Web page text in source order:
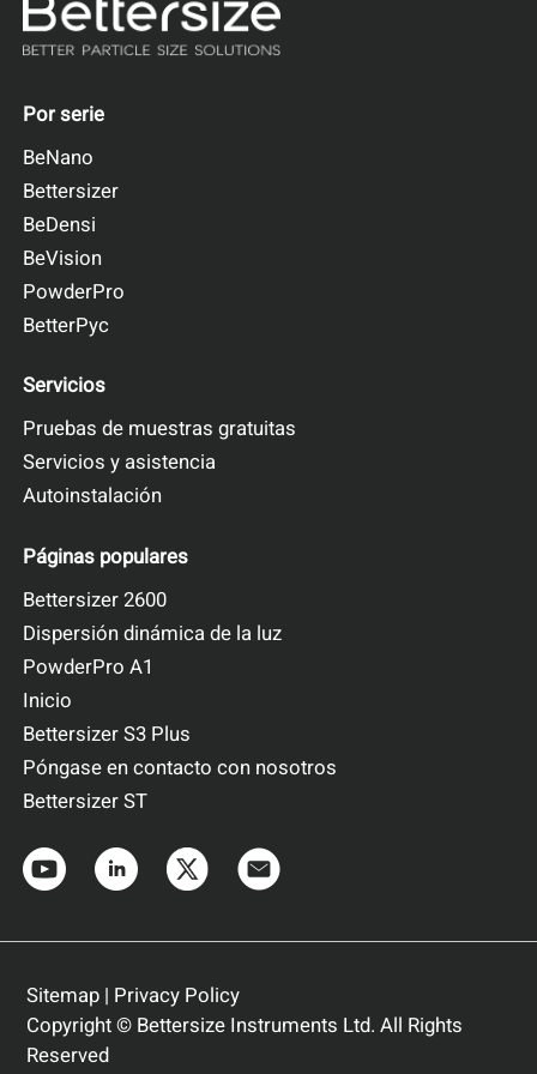
difracción láser
Bettersizer S3 Plus
Analizador de tamaño y forma de partícula
Rango de medición: 0,01 - 3.500μm (sistema
láser)
Rango de medición: 2 - 3.500μm (Sistema de
imagen)
Bettersizer 2600 Plus
Analizador de tamaño y forma de partícula
húmeda)
seca)
Rango de análisis por imagen dinámica: 2–3500
μm
Por serie
BeNano
Bettersizer
BeDensi
BeVision
PowderPro
BetterPyc
Servicios
Pruebas de muestras gratuitas
Servicios y asistencia
Autoinstalación
Páginas populares
Bettersizer 2600
Dispersión dinámica de la luz
PowderPro A1
Inicio
Bettersizer S3 Plus
Póngase en contacto con nosotros
Bettersizer ST
Sitemap| Privacy Policy
Copyright © Bettersize Instruments Ltd. All Rights
Reserved